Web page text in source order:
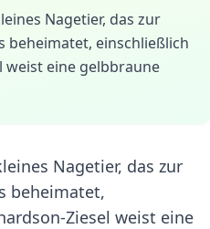
Nagetier, das zur
beheimatet, einschließlich
weist eine gelbbraune
Nagetier, das zur
beheimatet,
Ziesel weist eine